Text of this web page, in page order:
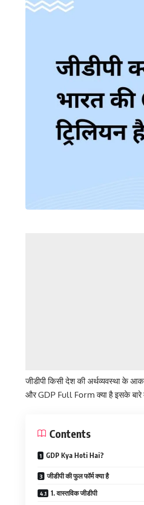
जीडीपी किसी देश की अर्थव्यवस्था के
और GDP Full Form क्या है इसके बारे
Contents
GDP Kya Hoti Hai?
जीडीपी की फुल फॉर्म क्या है
1. वास्तविक जीडीपी